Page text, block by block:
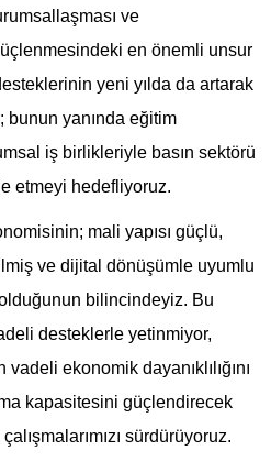
ve
en önemli unsur
yeni yılda da artarak
yanında eğitim
iş birlikleriyle basın sektörü
etmeyi hedefliyoruz.
mali yapısı güçlü,
ve dijital dönüşümle uyumlu
bilincindeyiz. Bu
desteklerle yetinmiyor,
vadeli ekonomik dayanıklılığını
kapasitesini güçlendirecek
sürdürüyoruz.